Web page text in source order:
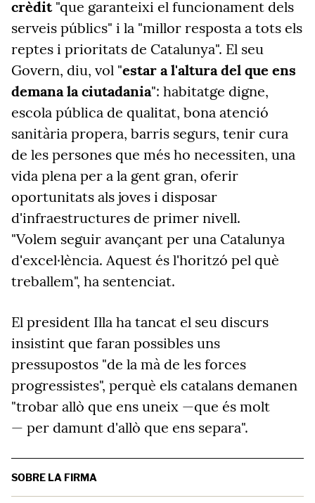
crèdit "que garanteixi el funcionament dels
serveis públics" i la "millor resposta a tots els
reptes i prioritats de Catalunya". El seu
Govern, diu, vol "estar a l'altura del que ens
demana la ciutadania": habitatge digne,
escola pública de qualitat, bona atenció
sanitària propera, barris segurs, tenir cura
de les persones que més ho necessiten, una
vida plena per a la gent gran, oferir
oportunitats als joves i disposar
d'infraestructures de primer nivell.
"Volem seguir avançant per una Catalunya
d'excel·lència. Aquest és l'horitzó pel què
treballem", ha sentenciat.
El president Illa ha tancat el seu discurs
insistint que faran possibles uns
pressupostos "de la mà de les forces
progressistes", perquè els catalans demanen
"trobar allò que ens uneix —que és molt
— per damunt d'allò que ens separa".
SOBRE LA FIRMA